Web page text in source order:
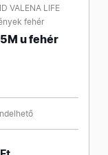
VALENA LIFE
fehér
u fehér